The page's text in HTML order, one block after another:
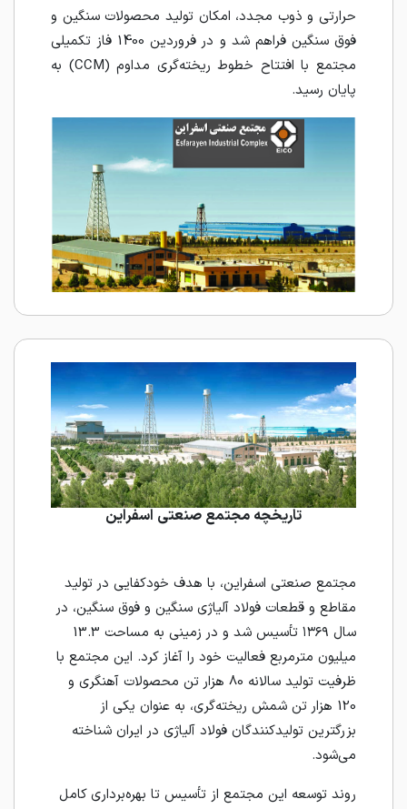
حرارتی و ذوب مجدد، امکان تولید محصولات سنگین و
فوق سنگین فراهم شد و در فروردین 1400 فاز تکمیلی
مجتمع با افتتاح خطوط ریخته‌گری مداوم (CCM) به
پایان رسید.
تاریخچه مجتمع صنعتی اسفراین
مجتمع صنعتی اسفراین، با هدف خودکفایی در تولید
مقاطع و قطعات فولاد آلیاژی سنگین و فوق سنگین، در
سال ۱۳۶۹ تأسیس شد و در زمینی به مساحت 13.3
میلیون مترمربع فعالیت خود را آغاز کرد. این مجتمع با
ظرفیت تولید سالانه 80 هزار تن محصولات آهنگری و
120 هزار تن شمش ریخته‌گری، به عنوان یکی از
بزرگترین تولیدکنندگان فولاد آلیاژی در ایران شناخته
می‌شود.
روند توسعه این مجتمع از تأسیس تا بهره‌برداری کامل